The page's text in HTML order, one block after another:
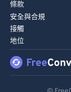
條款
安全與合規
接觸
地位